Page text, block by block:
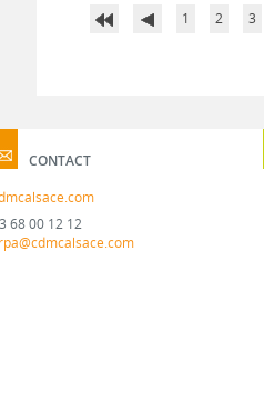
1 2 3
CONTACT
68 00 12 12